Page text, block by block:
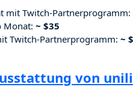
mit Twitch-Partnerprogramm:
Monat: ~ $35
Twitch-Partnerprogramm: ~
von